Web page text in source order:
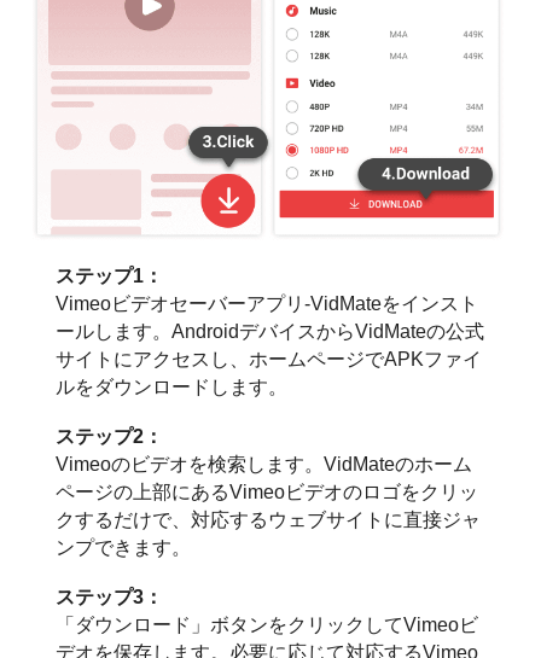
ステップ1：
Vimeoビデオセーバーアプリ-VidMateをインスト
ールします。AndroidデバイスからVidMateの公式
サイトにアクセスし、ホームページでAPKファイ
ルをダウンロードします。
ステップ2：
Vimeoのビデオを検索します。VidMateのホーム
ページの上部にあるVimeoビデオのロゴをクリッ
クするだけで、対応するウェブサイトに直接ジャ
ンプできます。
ステップ3：
「ダウンロード」ボタンをクリックしてVimeoビ
デオを保存します。必要に応じて対応するVimeo